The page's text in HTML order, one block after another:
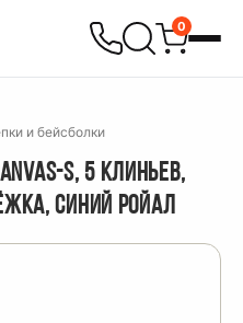
0
и бейсболки
S, 5 КЛИНЬЕВ,
СИНИЙ РОЙАЛ